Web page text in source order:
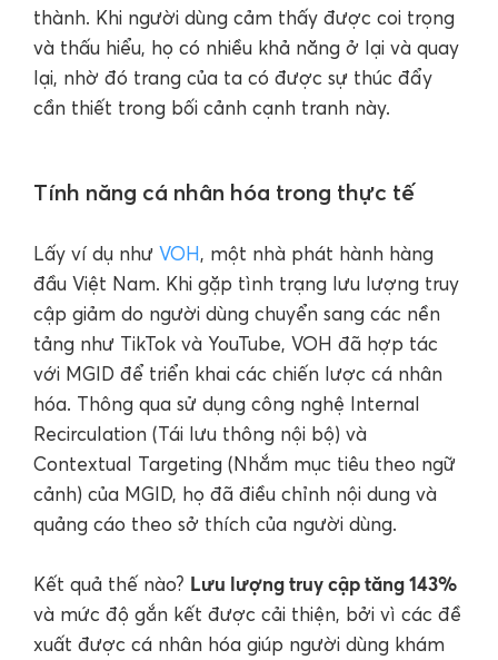
thành. Khi người dùng cảm thấy được coi trọng
và thấu hiểu, họ có nhiều khả năng ở lại và quay
lại, nhờ đó trang của ta có được sự thúc đẩy
cần thiết trong bối cảnh cạnh tranh này.
Tính năng cá nhân hóa trong thực tế
Lấy ví dụ như VOH, một nhà phát hành hàng
đầu Việt Nam. Khi gặp tình trạng lưu lượng truy
cập giảm do người dùng chuyển sang các nền
tảng như TikTok và YouTube, VOH đã hợp tác
với MGID để triển khai các chiến lược cá nhân
hóa. Thông qua sử dụng công nghệ Internal
Recirculation (Tái lưu thông nội bộ) và
Contextual Targeting (Nhắm mục tiêu theo ngữ
cảnh) của MGID, họ đã điều chỉnh nội dung và
quảng cáo theo sở thích của người dùng.
Kết quả thế nào? Lưu lượng truy cập tăng 143%
và mức độ gắn kết được cải thiện, bởi vì các đề
xuất được cá nhân hóa giúp người dùng khám